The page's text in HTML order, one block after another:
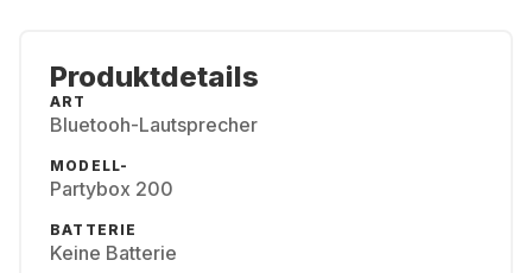
Produktdetails
ART
Bluetooh-Lautsprecher
MODELL-
Partybox 200
BATTERIE
Keine Batterie